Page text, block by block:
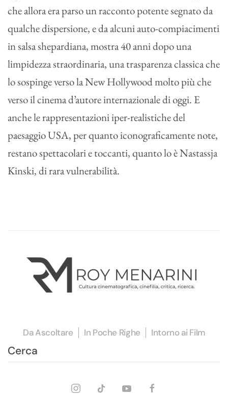
che allora era parso un racconto potente segnato da
qualche dispersione, e da alcuni auto-compiacimenti
in salsa shepardiana, mostra 40 anni dopo una
limpidezza straordinaria, una trasparenza classica che
lo sospinge verso la New Hollywood molto più che
verso il cinema d’autore internazionale di oggi. E
anche le rappresentazioni iper-realistiche del
paesaggio USA, per quanto iconograficamente note,
restano spettacolari e toccanti, quanto lo è Nastassja
Kinski, di rara vulnerabilità.
Da Ascoltare In Poche Righe Intorno ai Film